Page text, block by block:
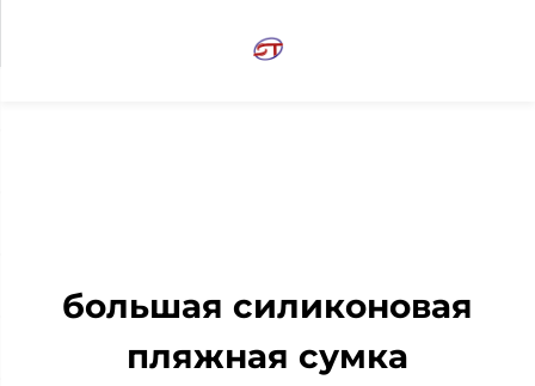
большая силиконовая
пляжная сумка